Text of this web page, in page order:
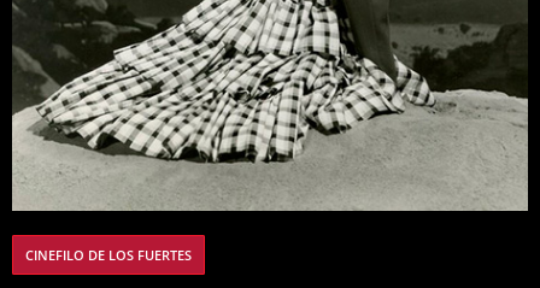
CINEFILO DE LOS FUERTES